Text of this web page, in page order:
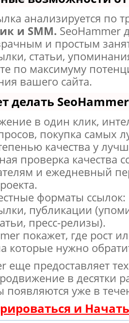
анализируется по
и SMM. SeoHammer
и простым
статьи,
по максимуму
вашего сайта.
делать SeoHammer
в один клик,
покупка самых
качества у
проверка качества
и ежедневный
форматы
публикации
пресс-релизы).
покажет, где рост
которые нужно
еще предоставляет
в десятки
появляются уже в
и